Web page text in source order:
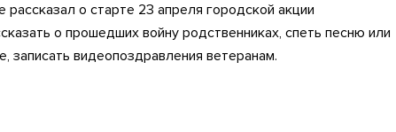
о старте 23 апреля городской акции
о прошедших войну родственниках, спеть песню или
записать видеопоздравления ветеранам.